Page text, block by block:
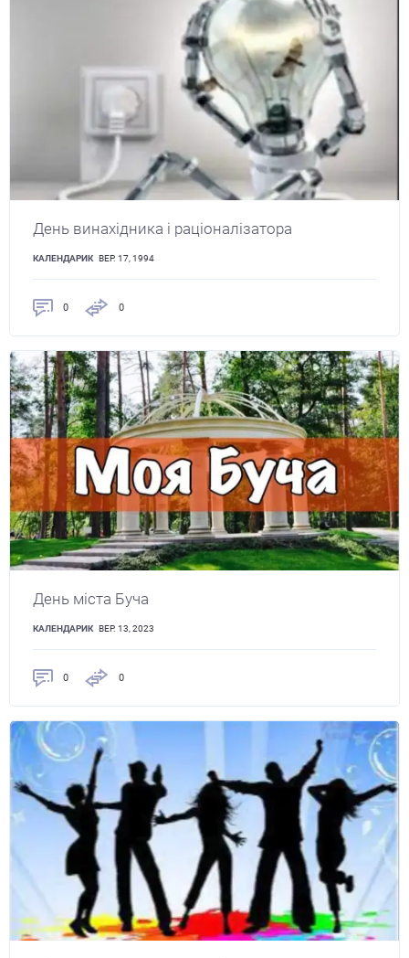
День винахідника і раціоналізатора
КАЛЕНДАРИК ВЕР. 17, 1994
0 0
День міста Буча
КАЛЕНДАРИК ВЕР. 13, 2023
0 0